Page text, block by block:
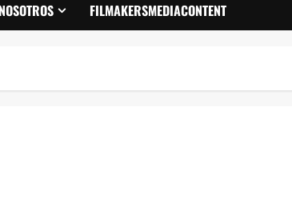
NOSOTROS FILMAKERSMEDIACONTENT